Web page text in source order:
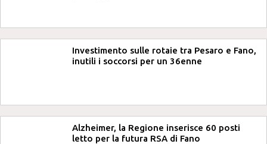
Investimento sulle rotaie tra Pesaro e Fano,
inutili i soccorsi per un 36enne
Alzheimer, la Regione inserisce 60 posti
letto per la futura RSA di Fano